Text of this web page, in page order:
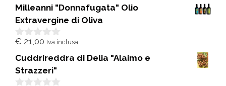
Milleanni "Donnafugata" Olio
Extravergine di Oliva
0
u
5
€ 21,00 Iva inclusa
Cuddrireddra di Delia "Alaimo e
Strazzeri"